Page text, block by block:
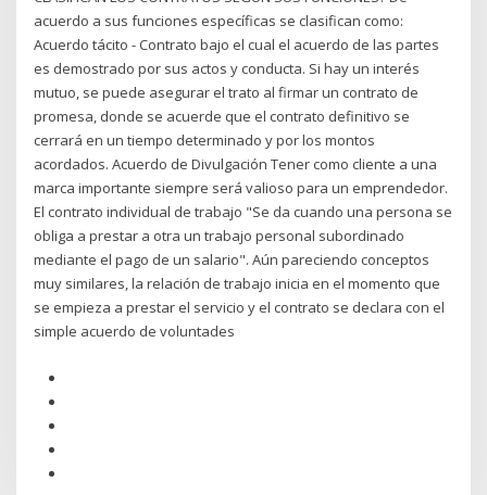
acuerdo a sus funciones específicas se clasifican como:
Acuerdo tácito - Contrato bajo el cual el acuerdo de las partes
es demostrado por sus actos y conducta. Si hay un interés
mutuo, se puede asegurar el trato al firmar un contrato de
promesa, donde se acuerde que el contrato definitivo se
cerrará en un tiempo determinado y por los montos
acordados. Acuerdo de Divulgación Tener como cliente a una
marca importante siempre será valioso para un emprendedor.
El contrato individual de trabajo "Se da cuando una persona se
obliga a prestar a otra un trabajo personal subordinado
mediante el pago de un salario". Aún pareciendo conceptos
muy similares, la relación de trabajo inicia en el momento que
se empieza a prestar el servicio y el contrato se declara con el
simple acuerdo de voluntades